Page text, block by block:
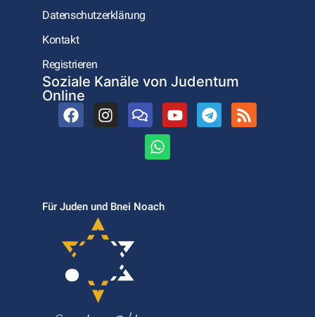
Datenschutzerklärung
Kontakt
Registrieren
Soziale Kanäle von Judentum
Online
Für Juden und Bnei Noach